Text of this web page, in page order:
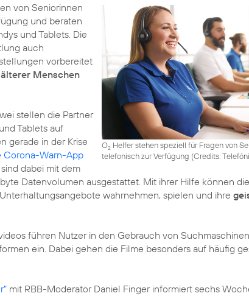
O2Helfer stehen speziell für Fragen von
telefonisch zur Verfügung (Credits:
von Seniorinnen
und beraten
und Tablets. Die
auch
vorbereitet
Menschen
stellen die Partner
Tablets auf
gerade in der Krise
Corona-Warn-App
dabei mit dem
Datenvolumen ausgestattet. Mit ihrer Hilfe können
wahrnehmen, spielen und ihre
führen Nutzer in den Gebrauch von
ein. Dabei gehen die Filme besonders auf häufig
mit RBB-Moderator Daniel Finger informiert sechs